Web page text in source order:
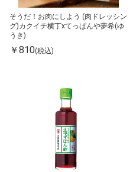
そうだ！お肉にしよう (肉ドレッシン
グ)カクイチ横丁xてっぱんや夢希(ゆ
うき)
￥810(税込)